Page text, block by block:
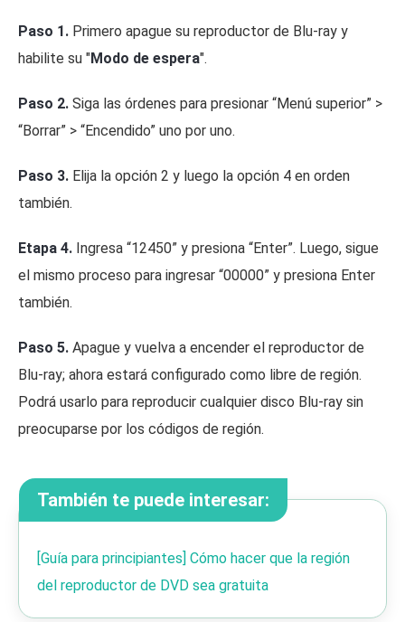
Paso 1. Primero apague su reproductor de Blu-ray y
habilite su "Modo de espera".
Paso 2. Siga las órdenes para presionar “Menú superior” >
“Borrar” > “Encendido” uno por uno.
Paso 3. Elija la opción 2 y luego la opción 4 en orden
también.
Etapa 4. Ingresa “12450” y presiona “Enter”. Luego, sigue
el mismo proceso para ingresar “00000” y presiona Enter
también.
Paso 5. Apague y vuelva a encender el reproductor de
Blu-ray; ahora estará configurado como libre de región.
Podrá usarlo para reproducir cualquier disco Blu-ray sin
preocuparse por los códigos de región.
También te puede interesar:
[Guía para principiantes] Cómo hacer que la región
del reproductor de DVD sea gratuita